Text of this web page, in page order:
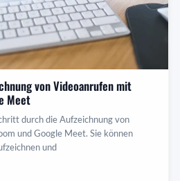
von Videoanrufen mit
Meet
durch die Aufzeichnung von
und Google Meet. Sie können
und